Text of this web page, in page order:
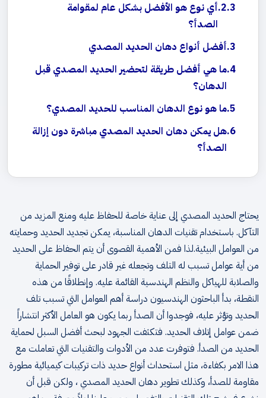
أي نوع هو الأفضل بشكل عام لمقوامة
الصدأ؟
أفضل أنواع دهان الحديد المصدي
ما هي أفضل طريقة لتحضير الحديد المصدي قبل
الدهان؟
ما هو نوع الدهان المناسب للحديد المصدي؟
هل يمكن دهان الحديد المصدي مباشرة دون إزالة
الصدأ؟
يحتاج الحديد المصدي إلى عناية خاصة للحفاظ عليه ومنع المزيد من
التآكل. باستخدام تقنيات الدهان المناسبة، يمكن تجديد الحديد وحمايته
من العوامل البيئية.لذا فمن الأهمية القصوى أن يتم الحفاظ على الحديد
من أية عوامل تسبب له التلف وتجعله غير قادر على توفير الحماية
والصلابة للهياكل والنظم الهندسية القائمة عليه. وإنطلاقًا من هذه
النقطة، بدأ الباحثون الهندسيون دراسة أهم العوامل التي تسبب تلف
الحديد وتؤثر عليه، فوجدوا أن الصدأ ربما يكون هو العامل الأكثر انتشاراً
ضمن عوامل إتلاف الحديد. فتكثفت الجهود لبحث أفضل السبل لحماية
الحديد من الصدأ. فتوفرت عدد من الأدوات والتقنيات التي تعاملت مع
هذا الامر بكفاءة، مثل استحداث أنواع حديد ذات تركيبات كيميائية مطورة
مقاومة للصدأ، وكذلك تطوير دهان الحديد المصدي ، ولكن قبل أن